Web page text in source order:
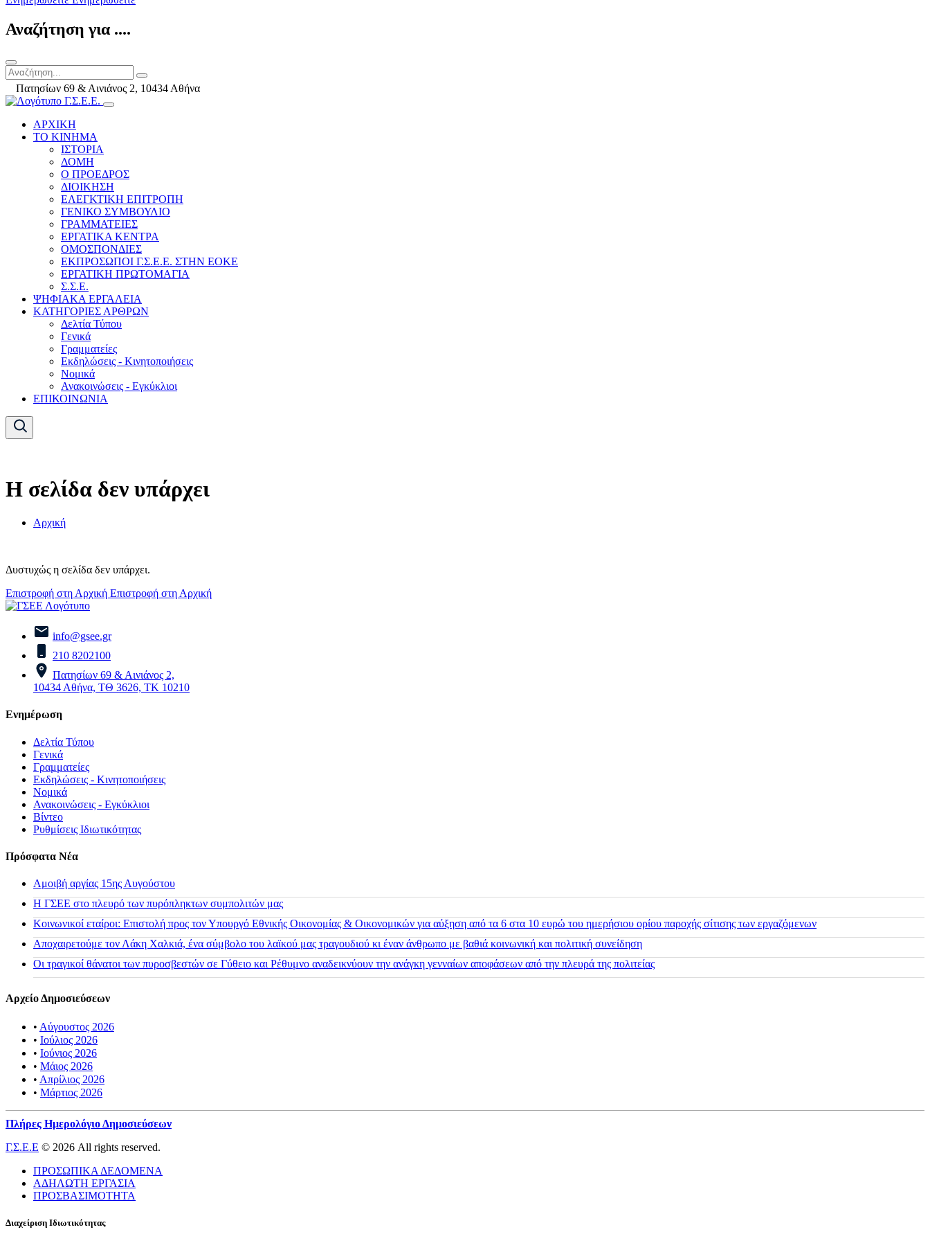
Αναζήτηση για ....
Πατησίων 69 & Αινιάνος 2, 10434 Αθήνα
ΑΡΧΙΚΗ
ΤΟ ΚΙΝΗΜΑ
ΙΣΤΟΡΙΑ
ΔΟΜΗ
Ο ΠΡΟΕΔΡΟΣ
ΔΙΟΙΚΗΣΗ
ΕΛΕΓΚΤΙΚΗ ΕΠΙΤΡΟΠΗ
ΓΕΝΙΚΟ ΣΥΜΒΟΥΛΙΟ
ΓΡΑΜΜΑΤΕΙΕΣ
ΕΡΓΑΤΙΚΑ ΚΕΝΤΡΑ
ΟΜΟΣΠΟΝΔΙΕΣ
ΕΚΠΡΟΣΩΠΟΙ Γ.Σ.Ε.Ε. ΣΤΗΝ ΕΟΚΕ
ΕΡΓΑΤΙΚΗ ΠΡΩΤΟΜΑΓΙΑ
Σ.Σ.Ε.
ΨΗΦΙΑΚΑ ΕΡΓΑΛΕΙΑ
ΚΑΤΗΓΟΡΙΕΣ ΑΡΘΡΩΝ
Δελτία Τύπου
Γενικά
Γραμματείες
Εκδηλώσεις - Κινητοποιήσεις
Νομικά
Ανακοινώσεις - Εγκύκλιοι
ΕΠΙΚΟΙΝΩΝΙΑ
Η σελίδα δεν υπάρχει
Αρχική
Δυστυχώς η σελίδα δεν υπάρχει.
Επιστροφή στη Αρχική Επιστροφή στη Αρχική
info@gsee.gr
210 8202100
Πατησίων 69 & Αινιάνος 2,
10434 Αθήνα, ΤΘ 3626, ΤΚ 10210
Ενημέρωση
Δελτία Τύπου
Γενικά
Γραμματείες
Εκδηλώσεις - Κινητοποιήσεις
Νομικά
Ανακοινώσεις - Εγκύκλιοι
Βίντεο
Ρυθμίσεις Ιδιωτικότητας
Πρόσφατα Νέα
Αμοιβή αργίας 15ης Αυγούστου
H ΓΣΕΕ στο πλευρό των πυρόπληκτων συμπολιτών μας
Κοινωνικοί εταίροι: Επιστολή προς τον Υπουργό Εθνικής Οικονομίας & Οικονομικών για αύξηση από τα 6 στα 10 ευρώ του ημερήσιου ορίου παροχής σίτισης των εργαζόμενων
Αποχαιρετούμε τον Λάκη Χαλκιά, ένα σύμβολο του λαϊκού μας τραγουδιού κι έναν άνθρωπο με βαθιά κοινωνική και πολιτική συνείδηση
Οι τραγικοί θάνατοι των πυροσβεστών σε Γύθειο και Ρέθυμνο αναδεικνύουν την ανάγκη γενναίων αποφάσεων από την πλευρά της πολιτείας
Αρχείο Δημοσιεύσεων
• Αύγουστος 2026
• Ιούλιος 2026
• Ιούνιος 2026
• Μάιος 2026
• Απρίλιος 2026
• Μάρτιος 2026
Πλήρες Ημερολόγιο Δημοσιεύσεων
Γ.Σ.Ε.Ε © 2026 All rights reserved.
ΠΡΟΣΩΠΙΚΑ ΔΕΔΟΜΕΝΑ
ΑΔΗΛΩΤΗ ΕΡΓΑΣΙΑ
ΠΡΟΣΒΑΣΙΜΟΤΗΤΑ
Διαχείριση Ιδιωτικότητας